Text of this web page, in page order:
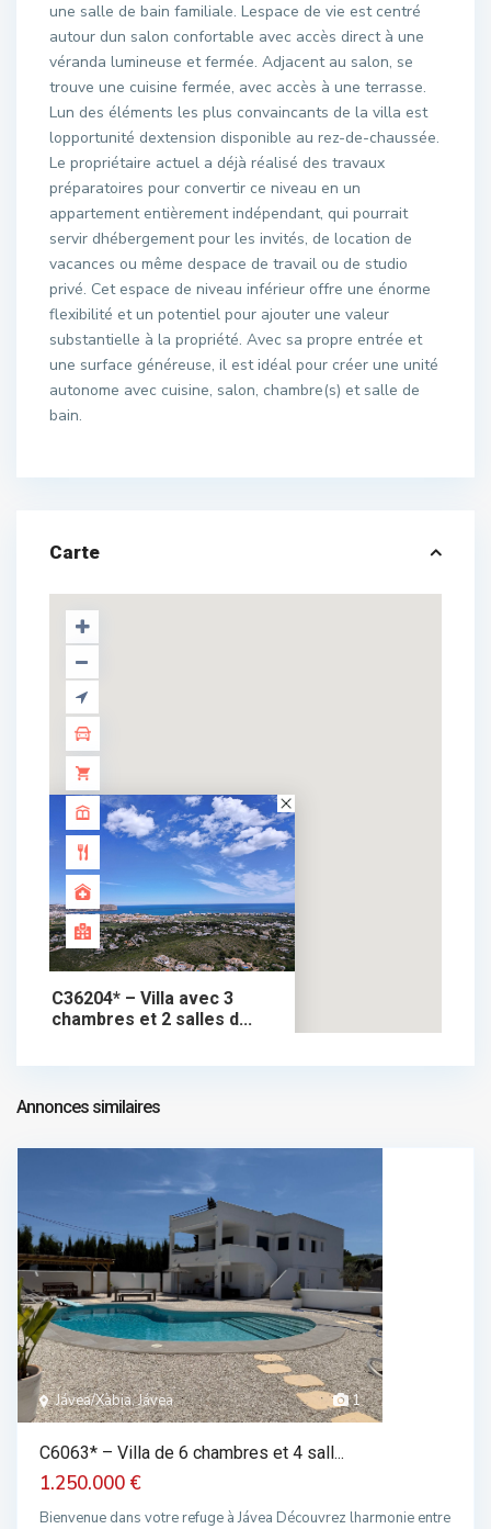
une salle de bain familiale. Lespace de vie est centré
autour dun salon confortable avec accès direct à une
véranda lumineuse et fermée. Adjacent au salon, se
trouve une cuisine fermée, avec accès à une terrasse.
Lun des éléments les plus convaincants de la villa est
lopportunité dextension disponible au rez-de-chaussée.
Le propriétaire actuel a déjà réalisé des travaux
préparatoires pour convertir ce niveau en un
appartement entièrement indépendant, qui pourrait
servir dhébergement pour les invités, de location de
vacances ou même despace de travail ou de studio
privé. Cet espace de niveau inférieur offre une énorme
flexibilité et un potentiel pour ajouter une valeur
substantielle à la propriété. Avec sa propre entrée et
une surface généreuse, il est idéal pour créer une unité
autonome avec cuisine, salon, chambre(s) et salle de
bain.
Carte
695.000 €
C36204* – Villa avec 3
chambres et 2 salles d...
695.000 €
Annonces similaires
1
Jávea/Xàbia, Jávea
C6063* – Villa de 6 chambres et 4 sall...
1.250.000 €
Bienvenue dans votre refuge à Jávea Découvrez lharmonie entre